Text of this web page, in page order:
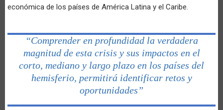
económica de los países de América Latina y el Caribe.
“Comprender en profundidad la verdadera
magnitud de esta crisis y sus impactos en el
corto, mediano y largo plazo en los países del
hemisferio, permitirá identificar retos y
oportunidades”